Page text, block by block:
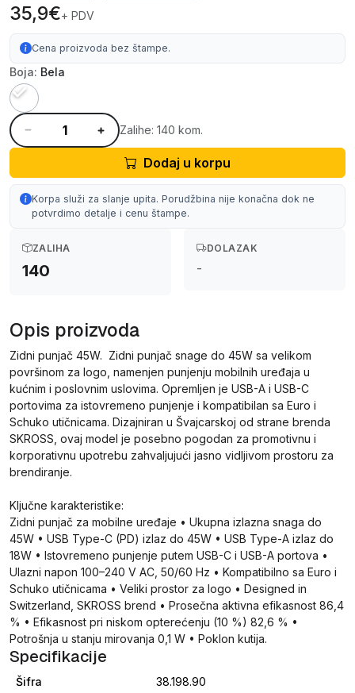
35,9€+ PDV
Cena proizvoda bez štampe.
Boja: Bela
Zalihe: 140 kom.
Dodaj u korpu
Korpa služi za slanje upita. Porudžbina nije konačna dok ne
potvrdimo detalje i cenu štampe.
ZALIHA
140
DOLAZAK
-
Opis proizvoda
Zidni punjač 45W. Zidni punjač snage do 45W sa velikom
površinom za logo, namenjen punjenju mobilnih uređaja u
kućnim i poslovnim uslovima. Opremljen je USB-A i USB-C
portovima za istovremeno punjenje i kompatibilan sa Euro i
Schuko utičnicama. Dizajniran u Švajcarskoj od strane brenda
SKROSS, ovaj model je posebno pogodan za promotivnu i
korporativnu upotrebu zahvaljujući jasno vidljivom prostoru za
brendiranje.
Ključne karakteristike:
Zidni punjač za mobilne uređaje • Ukupna izlazna snaga do
45W • USB Type-C (PD) izlaz do 45W • USB Type-A izlaz do
18W • Istovremeno punjenje putem USB-C i USB-A portova •
Ulazni napon 100–240 V AC, 50/60 Hz • Kompatibilno sa Euro i
Schuko utičnicama • Veliki prostor za logo • Designed in
Switzerland, SKROSS brend • Prosečna aktivna efikasnost 86,4
% • Efikasnost pri niskom opterećenju (10 %) 82,6 % •
Potrošnja u stanju mirovanja 0,1 W • Poklon kutija.
Specifikacije
Šifra 38.198.90